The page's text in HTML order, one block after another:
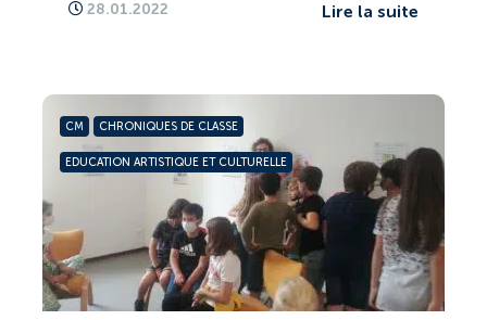
28.01.2022 Lire la suite
CM CHRONIQUES DE CLASSE
EDUCATION ARTISTIQUE ET CULTURELLE